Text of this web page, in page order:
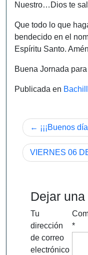
Nuestro…Dios te
Que todo lo que
bendecido en el
Espíritu Santo.
Buena Jornada
Publicada en
de
entradas
¡¡¡Buenos
VIERNES 06
Dejar
Tu
dirección
de correo
electrónico
*